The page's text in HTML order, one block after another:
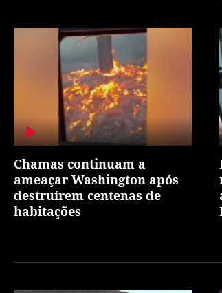
Chamas continuam a
ameaçar Washington após
destruírem centenas de
habitações